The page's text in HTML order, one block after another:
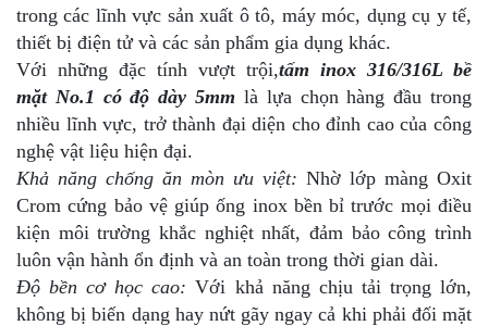
trong các lĩnh vực sản xuất ô tô, máy móc, dụng cụ y tế,
thiết bị điện tử và các sản phẩm gia dụng khác.
Với những đặc tính vượt trội,tấm inox 316/316L bề
mặt No.1 có độ dày 5mm là lựa chọn hàng đầu trong
nhiều lĩnh vực, trở thành đại diện cho đỉnh cao của công
nghệ vật liệu hiện đại.
Khả năng chống ăn mòn ưu việt: Nhờ lớp màng Oxit
Crom cứng bảo vệ giúp ống inox bền bỉ trước mọi điều
kiện môi trường khắc nghiệt nhất, đảm bảo công trình
luôn vận hành ổn định và an toàn trong thời gian dài.
Độ bền cơ học cao: Với khả năng chịu tải trọng lớn,
không bị biến dạng hay nứt gãy ngay cả khi phải đối mặt